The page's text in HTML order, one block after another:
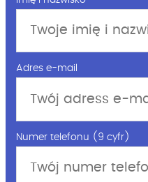
Adres e-mail
Numer telefonu (9 cyfr)